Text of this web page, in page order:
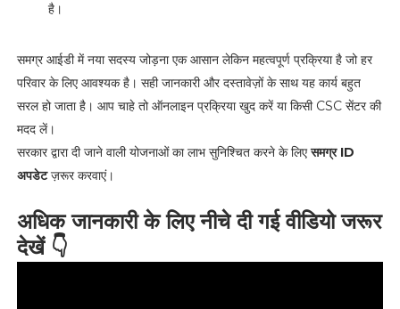
है।
समग्र आईडी में नया सदस्य जोड़ना एक आसान लेकिन महत्वपूर्ण प्रक्रिया है जो हर
परिवार के लिए आवश्यक है। सही जानकारी और दस्तावेज़ों के साथ यह कार्य बहुत
सरल हो जाता है। आप चाहे तो ऑनलाइन प्रक्रिया खुद करें या किसी CSC सेंटर की
मदद लें।
सरकार द्वारा दी जाने वाली योजनाओं का लाभ सुनिश्चित करने के लिएसमग्र ID
अपडेटज़रूर करवाएं।
अधिक जानकारी के लिए नीचे दी गई वीडियो जरूर
देखें 👇